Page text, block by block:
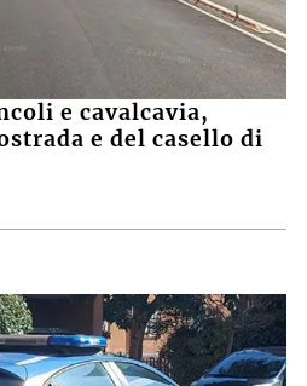
e cavalcavia,
e del casello di